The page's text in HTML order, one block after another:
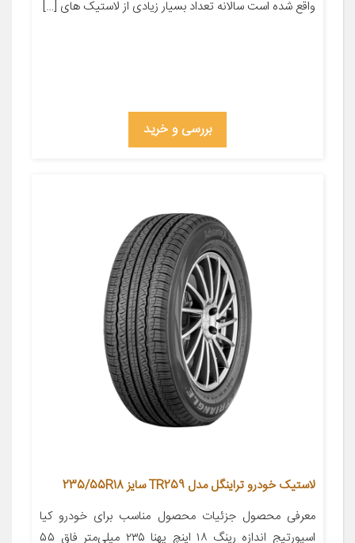
واقع شده است سالانه تعداد بسیار زیادی از لاستیک های […]
بررسی و خرید
لاستیک خودرو تراینگل مدل TR259 سایز 235/55R18
معرفی محصول جزئیات محصول مناسب برای خودرو کیا
اسپورتیج اندازه رینگ ۱۸ اینچ پهنا ۲۳۵ میلی‌متر فاق ۵۵